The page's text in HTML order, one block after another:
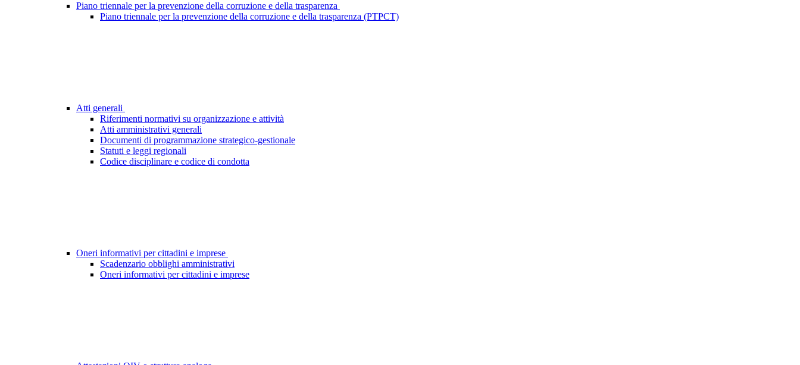
Piano triennale per la prevenzione della corruzione e della trasparenza
Piano triennale per la prevenzione della corruzione e della trasparenza (PTPCT)
Atti generali
Riferimenti normativi su organizzazione e attività
Atti amministrativi generali
Documenti di programmazione strategico-gestionale
Statuti e leggi regionali
Codice disciplinare e codice di condotta
Oneri informativi per cittadini e imprese
Scadenzario obblighi amministrativi
Oneri informativi per cittadini e imprese